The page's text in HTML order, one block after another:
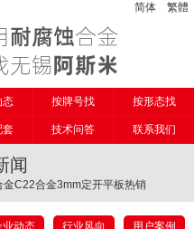
简体 繁體
态 按牌号找 按形态找
套 技术问答 联系我们
闻
金C22合金3mm定开平板热销
业动态 行业风向 用户案例